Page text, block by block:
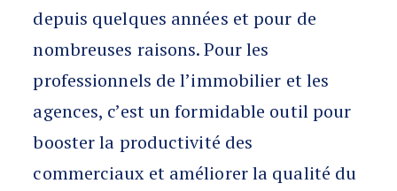
depuis quelques années et pour de
nombreuses raisons. Pour les
professionnels de l’immobilier et les
agences, c’est un formidable outil pour
booster la productivité des
commerciaux et améliorer la qualité du